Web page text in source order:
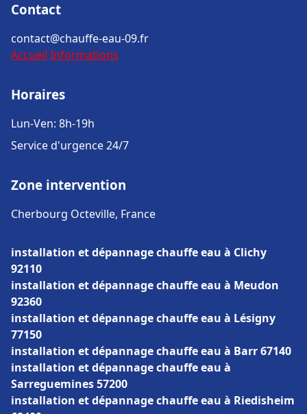
Contact
contact@chauffe-eau-09.fr
Accueil Informations
Horaires
Lun-Ven: 8h-19h
Service d'urgence 24/7
Zone intervention
Cherbourg Octeville, France
installation et dépannage chauffe eau à Clichy
92110
installation et dépannage chauffe eau à Meudon
92360
installation et dépannage chauffe eau à Lésigny
77150
installation et dépannage chauffe eau à Barr 67140
installation et dépannage chauffe eau à
Sarreguemines 57200
installation et dépannage chauffe eau à Riedisheim